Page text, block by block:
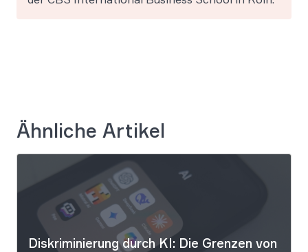
Ähnliche Artikel
Diskriminierung durch KI: Die Grenzen von